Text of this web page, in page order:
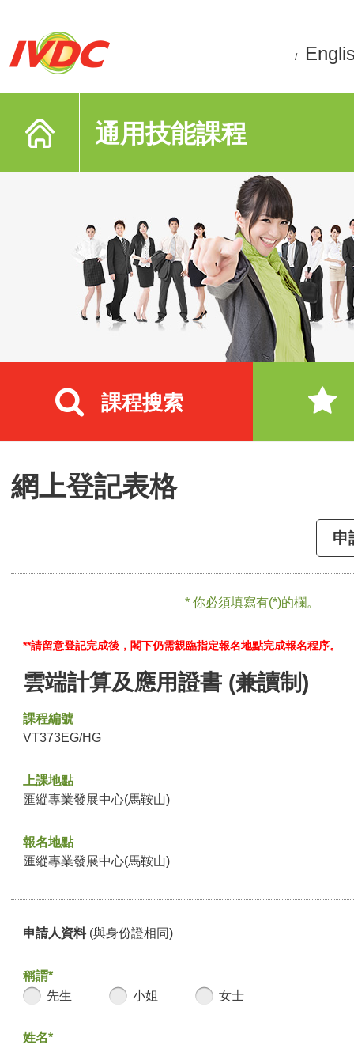
/
通用技能課程
課程搜索
網上登記表格
申
* 你必須填寫有(*)的欄。
**請留意登記完成後，閣下仍需親臨指定報名地點完成報名程序。
雲端計算及應用證書 (兼讀制)
課程編號
VT373EG/HG
上課地點
匯縱專業發展中心(馬鞍山)
報名地點
匯縱專業發展中心(馬鞍山)
申請人資料 (與身份證相同)
稱謂*
先生
小姐 女士
姓名*